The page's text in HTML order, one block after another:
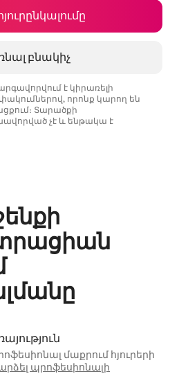
բնակիչ
է կիրառելի
որոնք կարող են
Տարածքի
չէ և ենթակա է
մաքրում հյուրերի
պրոֆեսիոնալի